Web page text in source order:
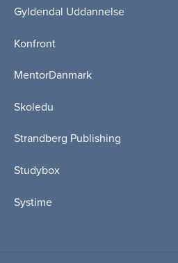
Gyldendal Uddannelse
Konfront
MentorDanmark
Skoledu
Strandberg Publishing
Studybox
Systime